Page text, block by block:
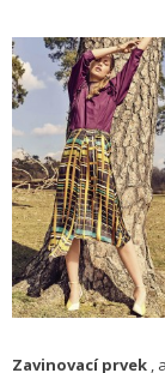
Zavinovací prvek ,